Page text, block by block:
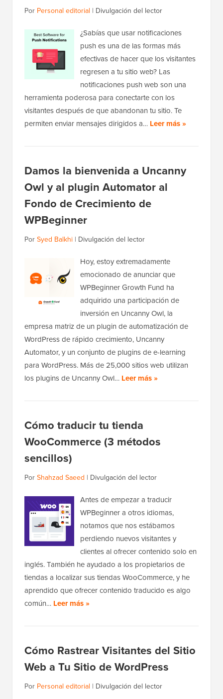
Por Personal editorial | Divulgación del lector
¿Sabías que usar notificaciones
push es una de las formas más
efectivas de hacer que los visitantes
regresen a tu sitio web? Las
notificaciones push web son una
herramienta poderosa para conectarte con los
visitantes después de que abandonan tu sitio. Te
permiten enviar mensajes dirigidos a… Leer más »
Damos la bienvenida a Uncanny
Owl y al plugin Automator al
Fondo de Crecimiento de
WPBeginner
PorSyed Balkhi | Divulgación del lector
Hoy, estoy extremadamente
emocionado de anunciar que
WPBeginner Growth Fund ha
adquirido una participación de
inversión en Uncanny Owl, la
empresa matriz de un plugin de automatización de
WordPress de rápido crecimiento, Uncanny
Automator, y un conjunto de plugins de e-learning
para WordPress. Más de 25,000 sitios web utilizan
los plugins de Uncanny Owl… Leer más »
Cómo traducir tu tienda
WooCommerce (3 métodos
sencillos)
PorShahzad Saeed | Divulgación del lector
Antes de empezar a traducir
WPBeginner a otros idiomas,
notamos que nos estábamos
perdiendo nuevos visitantes y
clientes al ofrecer contenido solo en
inglés. También he ayudado a los propietarios de
tiendas a localizar sus tiendas WooCommerce, y he
aprendido que ofrecer contenido traducido es algo
común… Leer más »
Cómo Rastrear Visitantes del Sitio
Web a Tu Sitio de WordPress
Por Personal editorial | Divulgación del lector